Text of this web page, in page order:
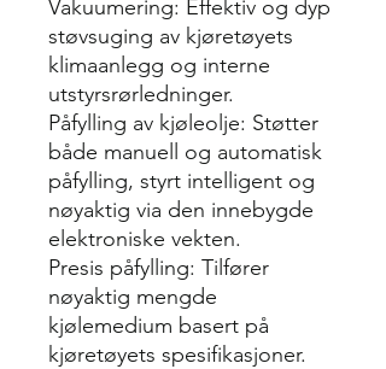
Vakuumering: Effektiv og dyp
støvsuging av kjøretøyets
klimaanlegg og interne
utstyrsrørledninger.
Påfylling av kjøleolje: Støtter
både manuell og automatisk
påfylling, styrt intelligent og
nøyaktig via den innebygde
elektroniske vekten.
Presis påfylling: Tilfører
nøyaktig mengde
kjølemedium basert på
kjøretøyets spesifikasjoner.